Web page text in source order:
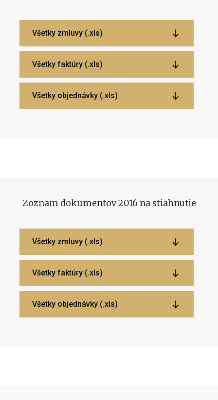
Všetky zmluvy (.xls)
Všetky faktúry (.xls)
Všetky objednávky (.xls)
Zoznam dokumentov 2016 na stiahnutie
Všetky zmluvy (.xls)
Všetky faktúry (.xls)
Všetky objednávky (.xls)